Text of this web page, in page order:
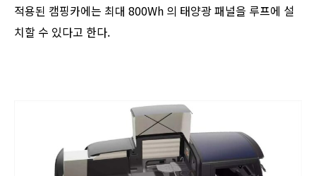
적용된 캠핑카에는 최대 800Wh 의 태양광 패널을 루프에 설
치할 수 있다고 한다.